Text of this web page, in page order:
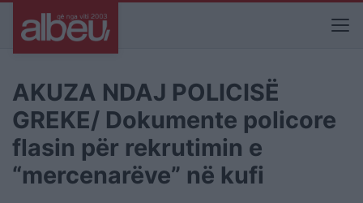
AKUZA NDAJ POLICISË
GREKE/ Dokumente policore
flasin për rekrutimin e
“mercenarëve” në kufi